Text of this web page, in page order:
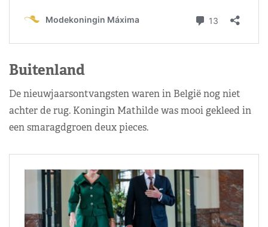
Buitenland
De nieuwjaarsontvangsten waren in België nog niet
achter de rug. Koningin Mathilde was mooi gekleed in
een smaragdgroen deux pieces.